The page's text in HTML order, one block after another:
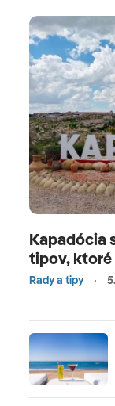
Kapadócia
tipov, ktoré
Rady a tipy